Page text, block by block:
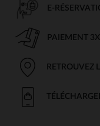
E-
PAIEMENT
RETROUVEZ